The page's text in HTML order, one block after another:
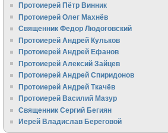
Протоиерей Пётр Винник
Протоиерей Олег Махнёв
Священник Федор Людоговский
Протоиерей Андрей Кульков
Протоиерей Андрей Ефанов
Протоиерей Алексий Зайцев
Протоиерей Андрей Спиридонов
Протоиерей Андрей Ткачёв
Протоиерей Василий Мазур
Священник Сергий Бегиян
Иерей Владислав Береговой